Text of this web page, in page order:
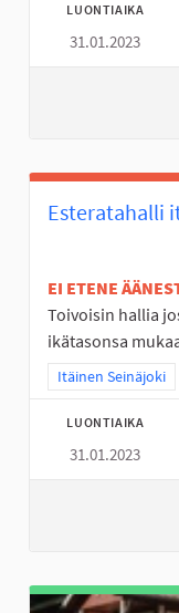
LUONTIAIKA
31.01.2023
Esteratahalli
EI ETENE
Toivoisin hallia
ikätasonsa
Rajaa tulokset
Itäinen Seinäjoki
LUONTIAIKA
31.01.2023